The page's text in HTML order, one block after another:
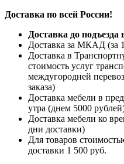
Доставка по всей России!
Доставка до
Доставка за МКАД (за
Доставка в
стоимость услуг
междугородней
заказа)
Доставка мебели в
утра (днем 5000
Доставка мебели ко
дни доставки)
Для товаров
доставки 1 500 руб.